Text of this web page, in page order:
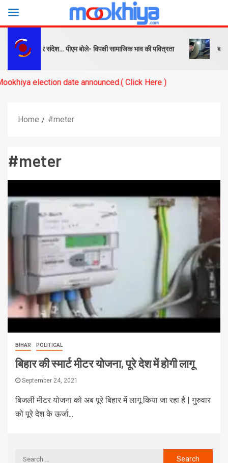
को सबक और संदेश… पीएम बोले- विपक्षी सामाजिक भाव की पवित्रता बनारस
election date announced.( Click Here )
Home #meter
#meter
BIHAR POLITICAL
बिहार की स्मार्ट मीटर योजना, पूरे देश में होगी लागू
September 24, 2021
बिजली मीटर योजना को अब पूरे बिहार में लागू किया जा रहा है | गुरुवार
को पूरे देश के ऊर्जा...